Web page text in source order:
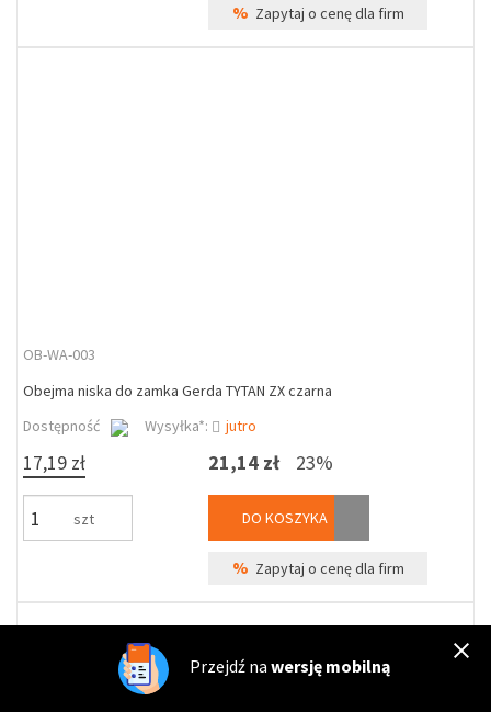
% Zapytaj o cenę dla firm
OB-WA-003
Obejma niska do zamka Gerda TYTAN ZX czarna
Dostępność
Wysyłka*: jutro
17,19 zł
szt
21,14 zł 23%
DO KOSZYKA
% Zapytaj o cenę dla firm
Przejdź na wersję mobilną